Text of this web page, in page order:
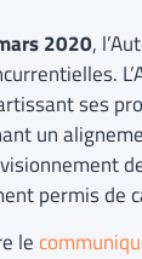
2020,
ses
un
permis de
le